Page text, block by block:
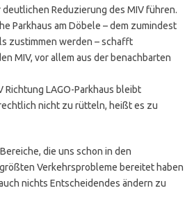
Reduzierung des MIV führen.
Parkhaus am Döbele – dem zumindest
zustimmen werden – schafft
MIV, vor allem aus der benachbarten
Richtung LAGO-Parkhaus bleibt
nicht zu rütteln, heißt es zu
die uns schon in den
Verkehrsprobleme bereitet haben
nichts Entscheidendes ändern zu